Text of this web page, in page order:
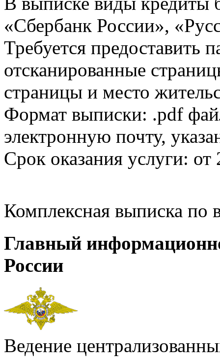
«Сбербанк России»,
Требуется предоставить
отсканированные
страницы и место
Формат выписки: .pdf
электронную почту,
Срок оказания услуги: от
Комплексная выписка
Главный
России
Ведение